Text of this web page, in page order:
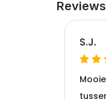
Reviews